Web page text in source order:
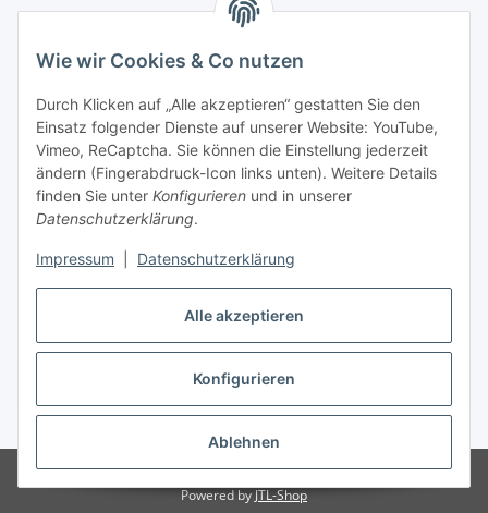
Alle akzeptieren
Konfigurieren
Ablehnen
Wie wir Cookies & Co nutzen
Durch Klicken auf „Alle akzeptieren“ gestatten Sie den
Einsatz folgender Dienste auf unserer Website: YouTube,
Vimeo, ReCaptcha. Sie können die Einstellung jederzeit
ändern (Fingerabdruck-Icon links unten). Weitere Details
finden Sie unter Konfigurieren und in unserer
Datenschutzerklärung.
Impressum Datenschutzerklärung
Zahlungsmöglichkeiten
Versandinformationen
Gesetzliche Informationen
Vertrag widerrufen
* Alle Preise inkl. gesetzlicher USt., zzgl.Versand
© Made with ❤ in Sachsen
© WebSachse GmbH
Powered byJTL-Shop